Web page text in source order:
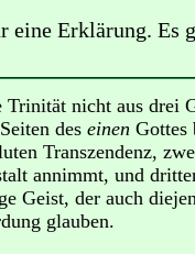
eine Erklärung. Es
nicht aus drei
des einen
Transzendenz,
annimmt, und
Geist, der auch
glauben.